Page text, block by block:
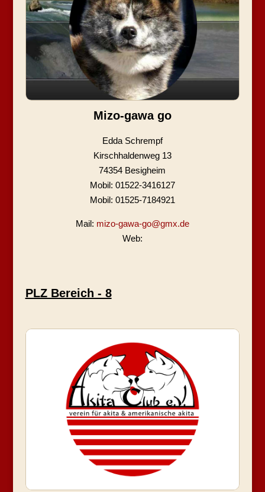
Mizo-gawa go
Edda Schrempf
Kirschhaldenweg 13
74354 Besigheim
Mobil: 01522-3416127
Mobil: 01525-7184921
Mail: mizo-gawa-go@gmx.de
Web:
PLZ Bereich - 8